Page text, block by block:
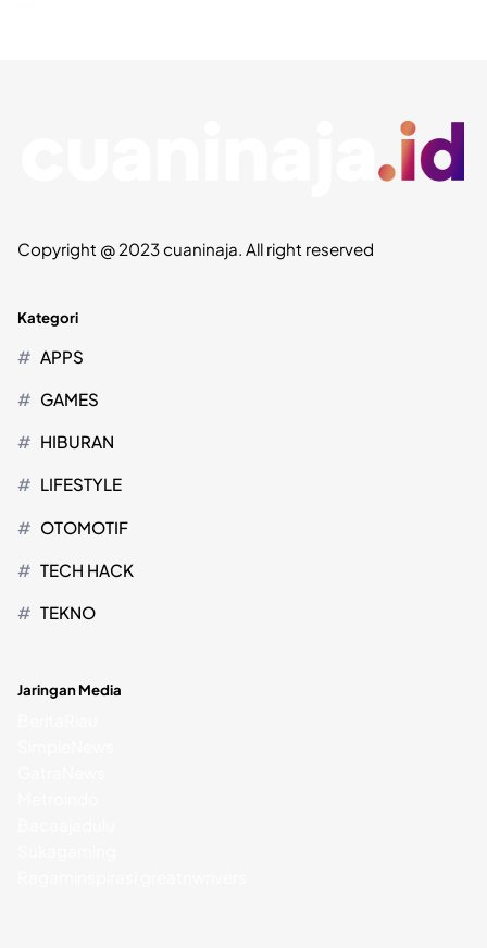
Copyright @ 2023 cuaninaja. All right reserved
Kategori
APPS
GAMES
HIBURAN
LIFESTYLE
OTOMOTIF
TECH HACK
TEKNO
Jaringan Media